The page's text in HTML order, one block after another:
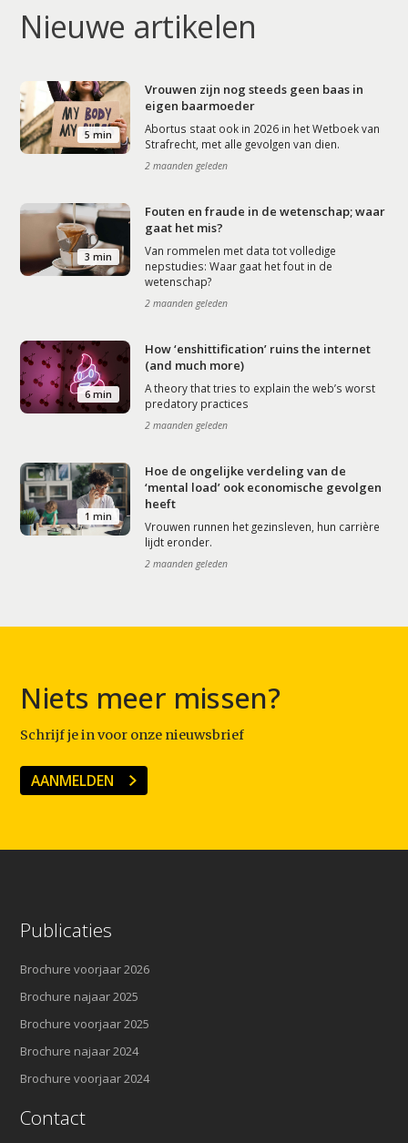
Nieuwe artikelen
5 min
Vrouwen zijn nog steeds geen baas in
eigen baarmoeder
Abortus staat ook in 2026 in het Wetboek van
Strafrecht, met alle gevolgen van dien.
2 maanden geleden
3 min
Fouten en fraude in de wetenschap; waar
gaat het mis?
Van rommelen met data tot volledige
nepstudies: Waar gaat het fout in de
wetenschap?
2 maanden geleden
6 min
How ‘enshittification’ ruins the internet
(and much more)
A theory that tries to explain the web’s worst
predatory practices
2 maanden geleden
1 min
Hoe de ongelijke verdeling van de
‘mental load’ ook economische gevolgen
heeft
Vrouwen runnen het gezinsleven, hun carrière
lijdt eronder.
2 maanden geleden
Niets meer missen?
Schrijf je in voor onze nieuwsbrief
AANMELDEN
Publicaties
Brochure voorjaar 2026
Brochure najaar 2025
Brochure voorjaar 2025
Brochure najaar 2024
Brochure voorjaar 2024
Contact